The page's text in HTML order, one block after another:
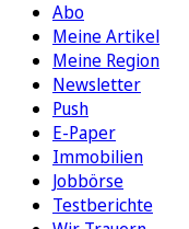
Abo
Meine Artikel
Meine Region
Newsletter
Push
E-Paper
Immobilien
Jobbörse
Testberichte